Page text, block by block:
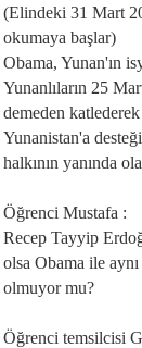
(Elindeki 31 Mart
okumaya başlar)
Obama, Yunan'ın
Yunanlıların 25
demeden
Yunanistan'a
halkının yanında
Öğrenci Mustafa :
Recep Tayyip
olsa Obama ile
olmuyor mu?
Öğrenci temsilcisi